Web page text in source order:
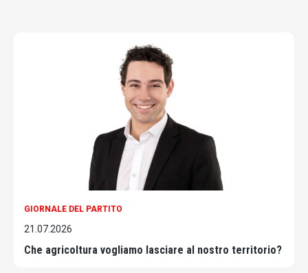
GIORNALE DEL PARTITO
21.07.2026
Che agricoltura vogliamo lasciare al nostro territorio?